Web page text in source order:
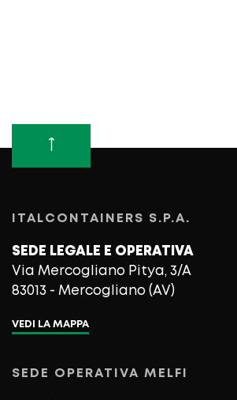
ITALCONTAINERS S.P.A.
SEDE LEGALE E OPERATIVA
Via Mercogliano Pitya, 3/A
83013 - Mercogliano (AV)
VEDI LA MAPPA
SEDE OPERATIVA MELFI